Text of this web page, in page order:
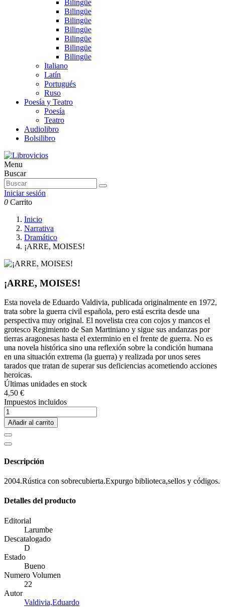
Bilingüe
Bilingüe
Bilingüe
Bilingüe
Bilingüe
Bilingüe
Bilingüe
Italiano
Latín
Portugués
Ruso
Poesía y Teatro
Poesía
Teatro
Audiolibro
Bolsilibro
Menu
Buscar
Iniciar sesión
0 Carrito
Inicio
Narrativa
Dramático
¡ARRE, MOISES!
¡ARRE, MOISES!
Esta novela de Eduardo Valdivia, publicada originalmente en 1972,
trata sobre la guerra civil española, pero está escrita desde una
perspectiva muy original. El novelista crea con cojos y mancos el
grotesco Regimiento de San Martiniano y sigue sus andanzas por
tierras aragonesas hasta el exterminio en el frente de guerra. No es
una novela histórica sino una reflexión sobre la condición humana
en una situación extrema (la guerra) y realizada por unos seres
tarados que tratan de superar sus deficiencias acometiendo acciones
heroicas.
Últimas unidades en stock
4,50 €
Impuestos incluidos
Añadir al carrito
Descripción
2004.Rústica con sobrecubierta.Expurgo biblioteca,sellos y códigos.
Detalles del producto
Editorial
Larumbe
Descatalogado
D
Estado
Bueno
Numero Volumen
22
Autor
Valdivia,Eduardo